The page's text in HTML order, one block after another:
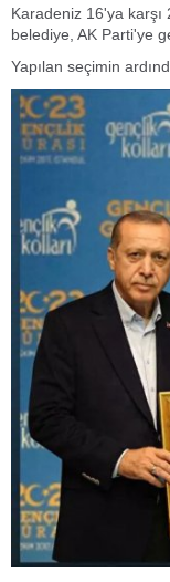
Karadeniz 16'ya karşı
belediye, AK Parti'ye
Yapılan seçimin